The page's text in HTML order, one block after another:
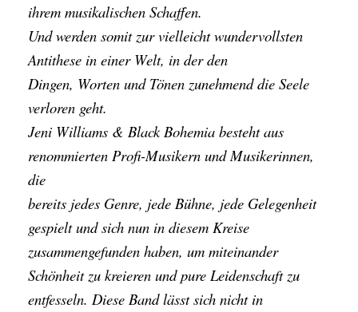
ihrem musikalischen Schaffen.
Und werden somit zur vielleicht wundervollsten
Antithese in einer Welt, in der den
Dingen, Worten und Tönen zunehmend die Seele
verloren geht.
Jeni Williams & Black Bohemia besteht aus
renommierten Profi-Musikern und Musikerinnen,
die
bereits jedes Genre, jede Bühne, jede Gelegenheit
gespielt und sich nun in diesem Kreise
zusammengefunden haben, um miteinander
Schönheit zu kreieren und pure Leidenschaft zu
entfesseln. Diese Band lässt sich nicht in